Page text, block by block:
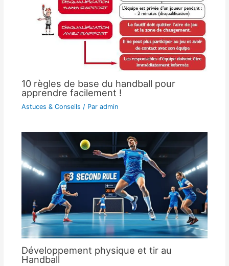
10 règles de base du handball pour
apprendre facilement !
Astuces & Conseils / Par admin
Développement physique et tir au
Handball